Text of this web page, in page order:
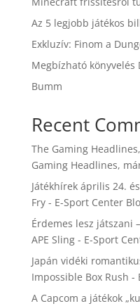
Az 5 legjobb játékos
Exkluzív: Finom a
Megbízható könyvelés
Bumm
Recent
The Gaming
Gaming Headlines,
Játékhírek április 24.
Fry - E-Sport Center
Érdemes lesz játszani
APE Sling - E-Sport
Japán vidéki
Impossible Box Rush -
A Capcom a játékok